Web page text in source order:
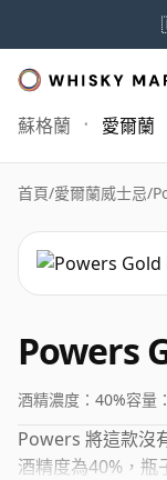
蘇格蘭 愛爾蘭
首頁/愛爾蘭威士忌/
Powers
酒精濃度： 40%容量：
Powers 將這款沒
酒精度為40%，瓶